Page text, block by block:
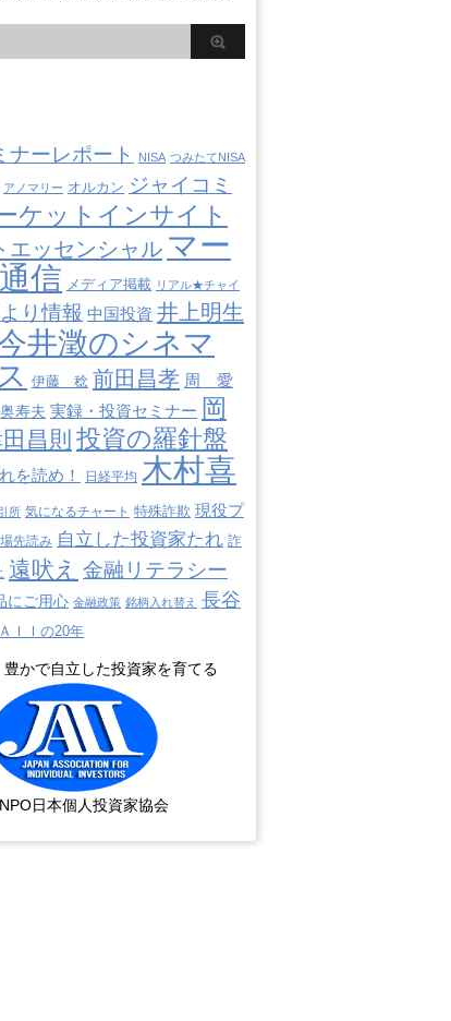
ナーレポート NISA つみたてNISA
アノマリー オルカン ジャイコミ
ケットインサイト
エッセンシャル マー
信 メディア掲載 リアル★チャイ
り情報 中国投資 井上明生
井澂のシネマ
伊藤 稔 前田昌孝 周 愛
奥寿夫 実録・投資セミナー 岡
昌則 投資の羅針盤
を読め！ 日経平均 木村喜
所 気になるチャート 特殊詐欺 現役プ
先読み 自立した投資家たれ 詐
遠吠え 金融リテラシー
にご用心 金融政策 銘柄入れ替え
長谷
ＩＩの20年
豊かで自立した投資家を育てる
日本個人投資家協会